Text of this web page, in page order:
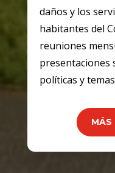
daños y los
habitantes del
reuniones
presentaciones
políticas y
MÁS